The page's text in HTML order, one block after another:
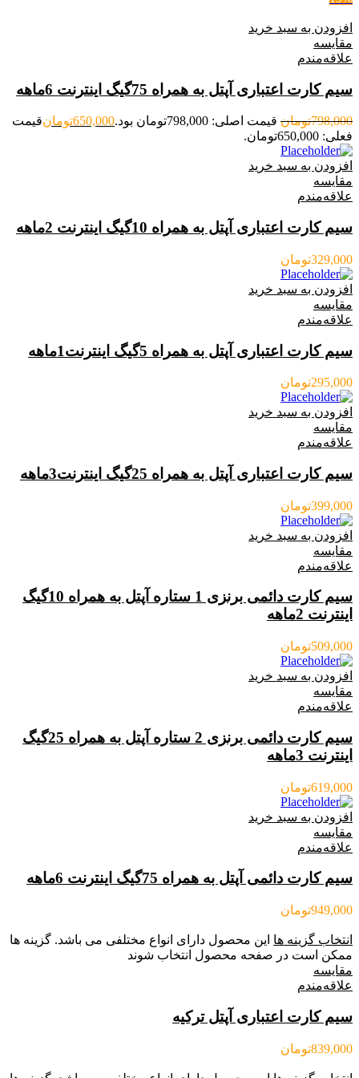
افزودن به سبد خرید
مقایسه
علاقه‌مندم
سیم کارت اعتباری آپتل به همراه 75گیگ اینترنت 6ماهه
798,000تومان قیمت اصلی: 798,000تومان بود. 650,000تومانقیمت
فعلی: 650,000تومان.
افزودن به سبد خرید
مقایسه
علاقه‌مندم
سیم کارت اعتباری آپتل به همراه 10گیگ اینترنت 2ماهه
329,000تومان
افزودن به سبد خرید
مقایسه
علاقه‌مندم
سیم کارت اعتباری آپتل به همراه 5گیگ اینترنت1ماهه
295,000تومان
افزودن به سبد خرید
مقایسه
علاقه‌مندم
سیم کارت اعتباری آپتل به همراه 25گیگ اینترنت3ماهه
399,000تومان
افزودن به سبد خرید
مقایسه
علاقه‌مندم
سیم کارت دائمی برنزی 1 ستاره آپتل به همراه 10گیگ
اینترنت 2ماهه
509,000تومان
افزودن به سبد خرید
مقایسه
علاقه‌مندم
سیم کارت دائمی برنزی 2 ستاره آپتل به همراه 25گیگ
اینترنت 3ماهه
619,000تومان
افزودن به سبد خرید
مقایسه
علاقه‌مندم
سیم کارت دائمی آپتل به همراه 75گیگ اینترنت 6ماهه
949,000تومان
انتخاب گزینه ها این محصول دارای انواع مختلفی می باشد. گزینه ها
ممکن است در صفحه محصول انتخاب شوند
مقایسه
علاقه‌مندم
سیم کارت اعتباری آپتل ترکیه
839,000تومان